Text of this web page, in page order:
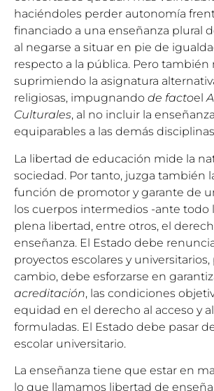
haciéndoles perder autonomía
financiado a una enseñanza plural
al negarse a situar en pie de
respecto a la pública. Pero
suprimiendo la asignatura
religiosas, impugnando de factoel
Culturales, al no incluir la
equiparables a las demás
La libertad de educación mide la
sociedad. Por tanto, juzga también
función de promotor y garante de
los cuerpos intermedios -ante todo
plena libertad, entre otros, el
enseñanza. El Estado debe
proyectos escolares y
cambio, debe esforzarse en
acreditación, las condiciones
equidad en el derecho al acceso y
formuladas. El Estado debe pasar
escolar universitario.
La enseñanza tiene que estar en
lo que llamamos libertad de